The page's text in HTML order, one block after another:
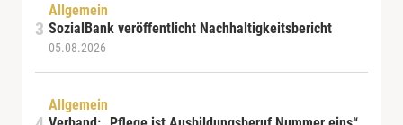
Allgemein
SozialBank veröffentlicht Nachhaltigkeitsbericht
05.08.2026
Allgemein